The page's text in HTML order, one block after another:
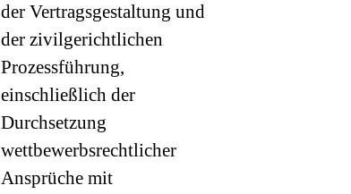
der Vertragsgestaltung und
der zivilgerichtlichen
Prozessführung,
einschließlich der
Durchsetzung
wettbewerbsrechtlicher
Ansprüche mit